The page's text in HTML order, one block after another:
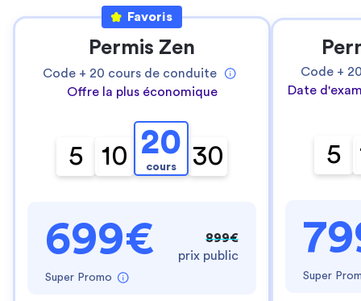
Favoris
Permis Zen
Code + 20 cours de conduite
Offre la plus économique
5 10 20
cours 30
699€
Super Promo
899€
prix public
Code +
Date
5
Super